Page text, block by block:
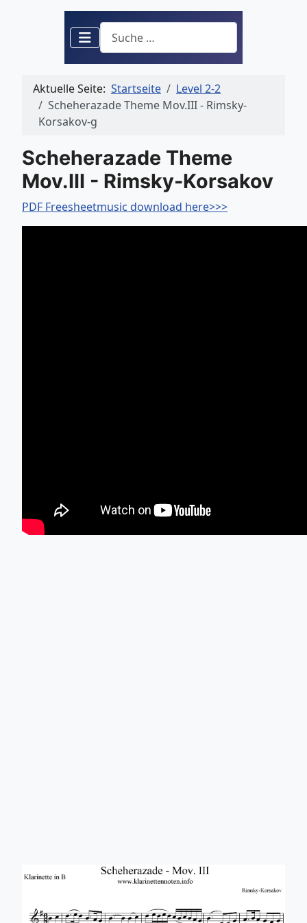
Suchen
Aktuelle Seite: Startseite
Level 2-2
Scheherazade Theme Mov.III - Rimsky-
Korsakov-g
Scheherazade Theme
Mov.III - Rimsky-Korsakov
PDF Freesheetmusic download here>>>